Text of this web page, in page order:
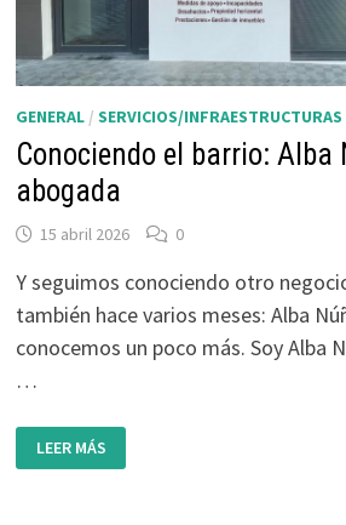
GENERAL/ SERVICIOS/INFRAESTRUCTURAS
Conociendo el barrio: Alba
abogada
15 abril 2026 0
Y seguimos conociendo otro
también hace varios meses: Alba
conocemos un poco más. Soy Alba
…
CONOCIENDO
EL
BARRIO:
LEER MÁS